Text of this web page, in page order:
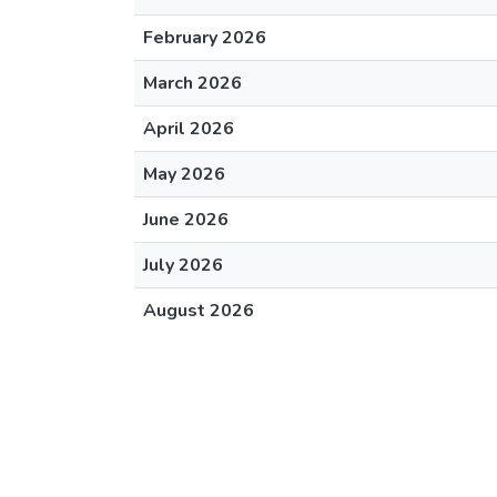
February 2026
March 2026
April 2026
May 2026
June 2026
July 2026
August 2026